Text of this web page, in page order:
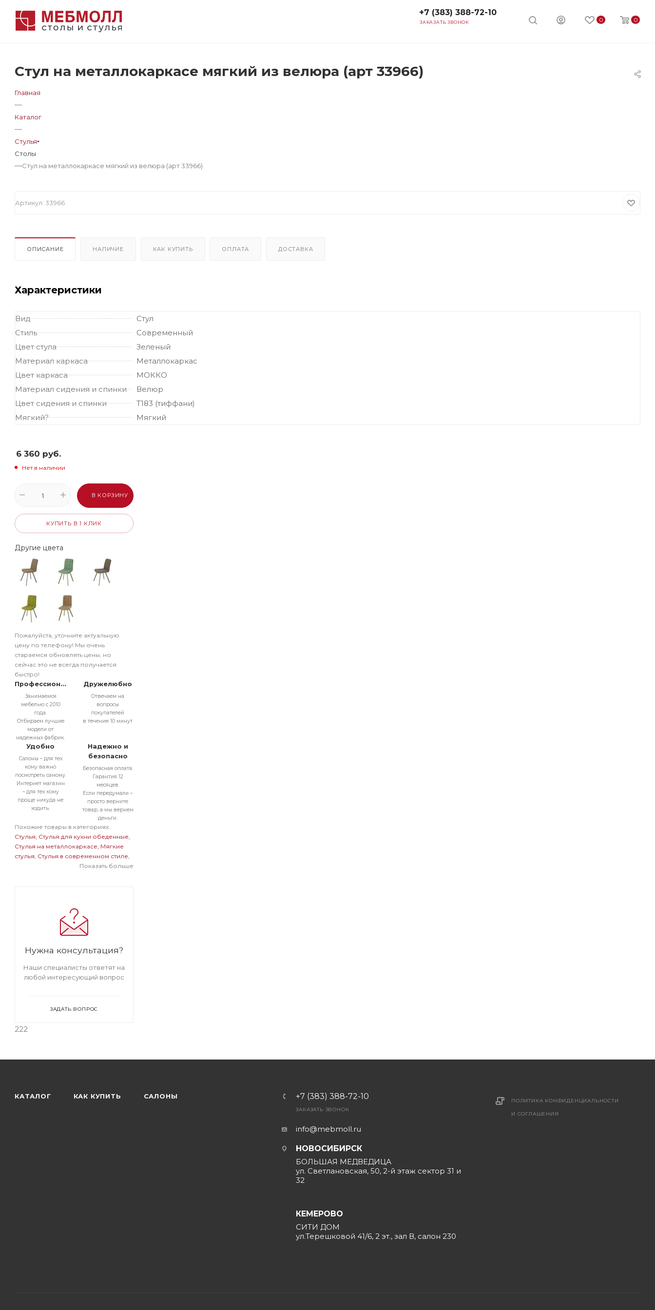
0 0
+7 (383) 388-72-10
ЗАКАЗАТЬ ЗВОНОК
Стул на металлокаркасе мягкий из велюра (арт 33966)
Главная
—
Каталог
—
Стулья
Столы
—Стул на металлокаркасе мягкий из велюра (арт 33966)
Артикул: 33966
ОПИСАНИЕ НАЛИЧИЕ КАК КУПИТЬ ОПЛАТА ДОСТАВКА
Характеристики
Вид
Стул
Стиль
Современный
Цвет стула
Зеленый
Материал каркаса
Металлокаркас
Цвет каркаса
МОККО
Материал сидения и спинки
Велюр
Цвет сидения и спинки
Т183 (тиффани)
Мягкий?
Мягкий
6 360 руб.
Нет в наличии
В КОРЗИНУ
КУПИТЬ В 1 КЛИК
Другие цвета
Пожалуйста, уточните актуальную
цену по телефону! Мы очень
стараемся обновлять цены, но
сейчас это не всегда получается
быстро!
Профессионально
Занимаемся
мебелью с 2010
года.
Отбираем лучшие
модели от
надежных фабрик.
Дружелюбно
Отвечаем на
вопросы
покупателей
в течение 10 минут
Удобно
Салоны – для тех
кому важно
посмотреть самому.
Интернет магазин
– для тех кому
проще никуда не
ходить.
Надежно и
безопасно
Безопасная оплата.
Гарантия 12
месяцев.
Если передумали –
просто верните
товар, а мы вернем
деньги.
Похожие товары в категориях:
Стулья Стулья для кухни обеденные
Стулья на металлокаркасе Мягкие
стулья Стулья в современном стиле
Стулья бархатные с обивкой из
велюровые бархатные
цветов на металлокаркасе
стулья ярких цветов Стулья ярких
Показать больше
Нужна консультация?
Наши специалисты ответят на
любой интересующий вопрос
ЗАДАТЬ ВОПРОС
222
КАТАЛОГ КАК КУПИТЬ САЛОНЫ +7 (383) 388-72-10
ЗАКАЗАТЬ ЗВОНОК
info@mebmoll.ru
НОВОСИБИРСК
БОЛЬШАЯ МЕДВЕДИЦА
ул. Светлановская, 50, 2-й этаж сектор 31 и
32
КЕМЕРОВО
СИТИ ДОМ
ул.Терешковой 41/6, 2 эт., зал В, салон 230
ПОЛИТИКА КОНФИДЕНЦИАЛЬНОСТИ
И СОГЛАШЕНИЯ